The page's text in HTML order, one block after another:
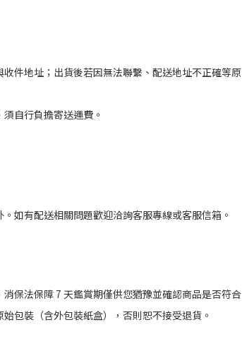
件地址；出貨後若因無法聯繫、配送地址不正確等原
自行負擔寄送運費。
如有配送相關問題歡迎洽詢客服專線或客服信箱。
保法保障 7 天鑑賞期僅供您猶豫並確認商品是否符合
包裝（含外包裝紙盒），否則恕不接受退貨。